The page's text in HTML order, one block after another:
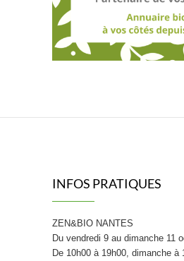
INFOS PRATIQUES
ZEN&BIO NANTES
Du vendredi 9 au dimanche 11
De 10h00 à 19h00, dimanche à